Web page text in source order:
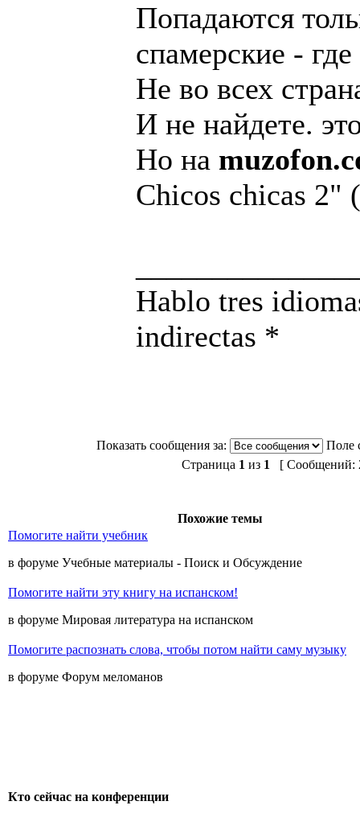
Попадаются
спамерские -
Не во всех
И не найдете.
Но на
Chicos chicas 2"
Hablo tres
indirectas *
Показать сообщения за:
Поле
Страница 1 из 1 [ Сообщений:
Похожие темы
Помогите найти учебник
в форуме Учебные материалы - Поиск и Обсуждение
Помогите найти эту книгу на испанском!
в форуме Мировая литература на испанском
Помогите распознать слова, чтобы потом найти саму музыку
в форуме Форум меломанов
Кто сейчас на конференции